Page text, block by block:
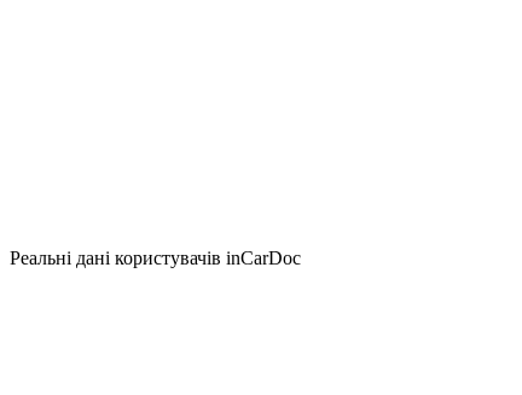
Реальні дані користувачів inCarDoc